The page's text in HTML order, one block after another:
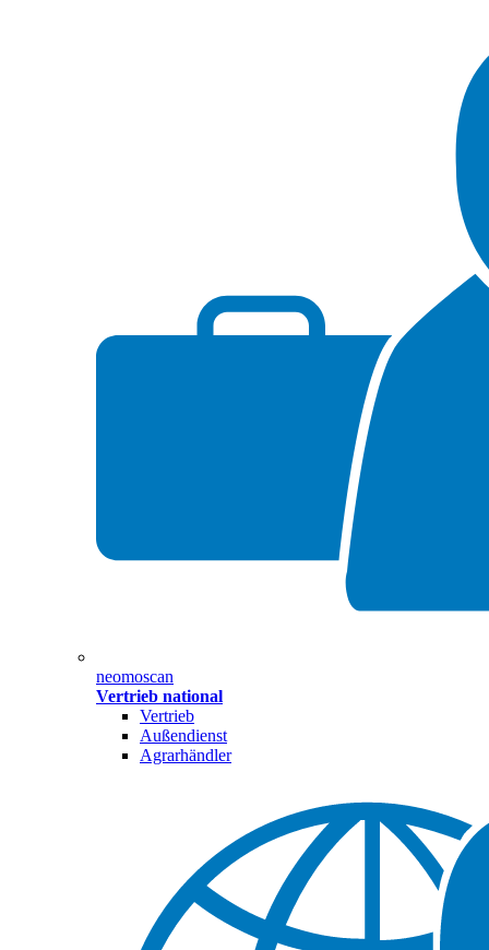
neomoscan
Vertrieb national
Vertrieb
Außendienst
Agrarhändler